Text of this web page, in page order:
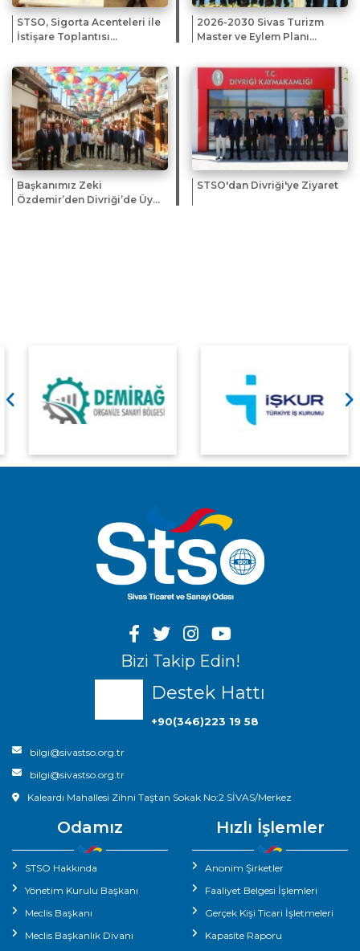
STSO, Sigorta Acenteleri ile
İstişare Toplantısı
2026-2030 Sivas Turizm
Master ve Eylem Planı
Başkanımız Zeki
Özdemir’den Divriği’de Üye
STSO'dan Divriği'ye Ziyaret
Bizi Takip Edin!
Destek Hattı
+90(346)223 19 58
bilgi@sivastso.org.tr
bilgi@sivastso.org.tr
Kaleardı Mahallesi Zihni Taştan Sokak No:2 SİVAS/Merkez
Odamız
STSO Hakkında
Yönetim Kurulu Başkanı
Meclis Başkanı
Meclis Başkanlık Divanı
Hızlı İşlemler
Anonim Şirketler
Faaliyet Belgesi İşlemleri
Gerçek Kişi Ticari İşletmeleri
Kapasite Raporu